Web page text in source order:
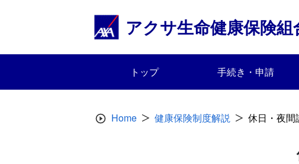
アクサ生命健康保険組
トップ 手続き・申請
Home 健康保険制度解説 休日・夜間